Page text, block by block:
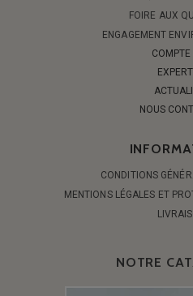
FOIRE AUX
ENGAGEMENT
COMPTE
NOUS
CONDITIONS
MENTIONS LÉGALES ET
NOTRE